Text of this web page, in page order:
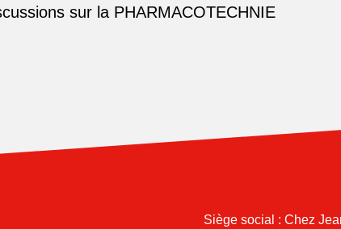
sur la PHARMACOTECHNIE
Siège social : Chez